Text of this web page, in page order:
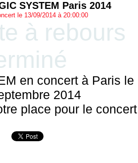
SYSTEM Paris 2014
le 13/09/2014 à 20:00:00
à rebours
en concert à Paris le
2014
place pour le concert